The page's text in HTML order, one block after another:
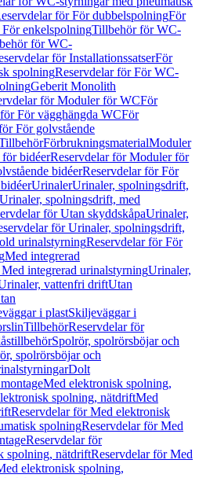
för För dubbelspolningFör
enkelspolningTillbehör för WC-
för WC-
för InstallationssatserFör
spolningReservdelar för För WC-
Geberit Monolith
för Moduler för WCFör
För vägghängda WCFör
För golvstående
FörbrukningsmaterialModuler
bidéerReservdelar för Moduler för
bidéerReservdelar för För
UrinalerUrinaler, spolningsdrift,
spolningsdrift, med
för Utan skyddskåpaUrinaler,
för Urinaler, spolningsdrift,
urinalstyrningReservdelar för För
Med integrerad
integrerad urinalstyrningUrinaler,
vattenfri driftUtan
i plastSkiljeväggar i
TillbehörReservdelar för
Spolrör, spolrörsböjar och
spolrörsböjar och
Dolt
Med elektronisk spolning,
spolning, nätdriftMed
Reservdelar för Med elektronisk
spolningReservdelar för Med
Reservdelar för
spolning, nätdriftReservdelar för Med
elektronisk spolning,